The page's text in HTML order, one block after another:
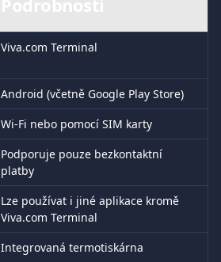
Viva.com Terminal
Android (včetně Google Play Store)
Wi-Fi nebo pomocí SIM karty
Podporuje pouze bezkontaktní
platby
Lze používat i jiné aplikace kromě
Viva.com Terminal
Integrovaná termotiskárna